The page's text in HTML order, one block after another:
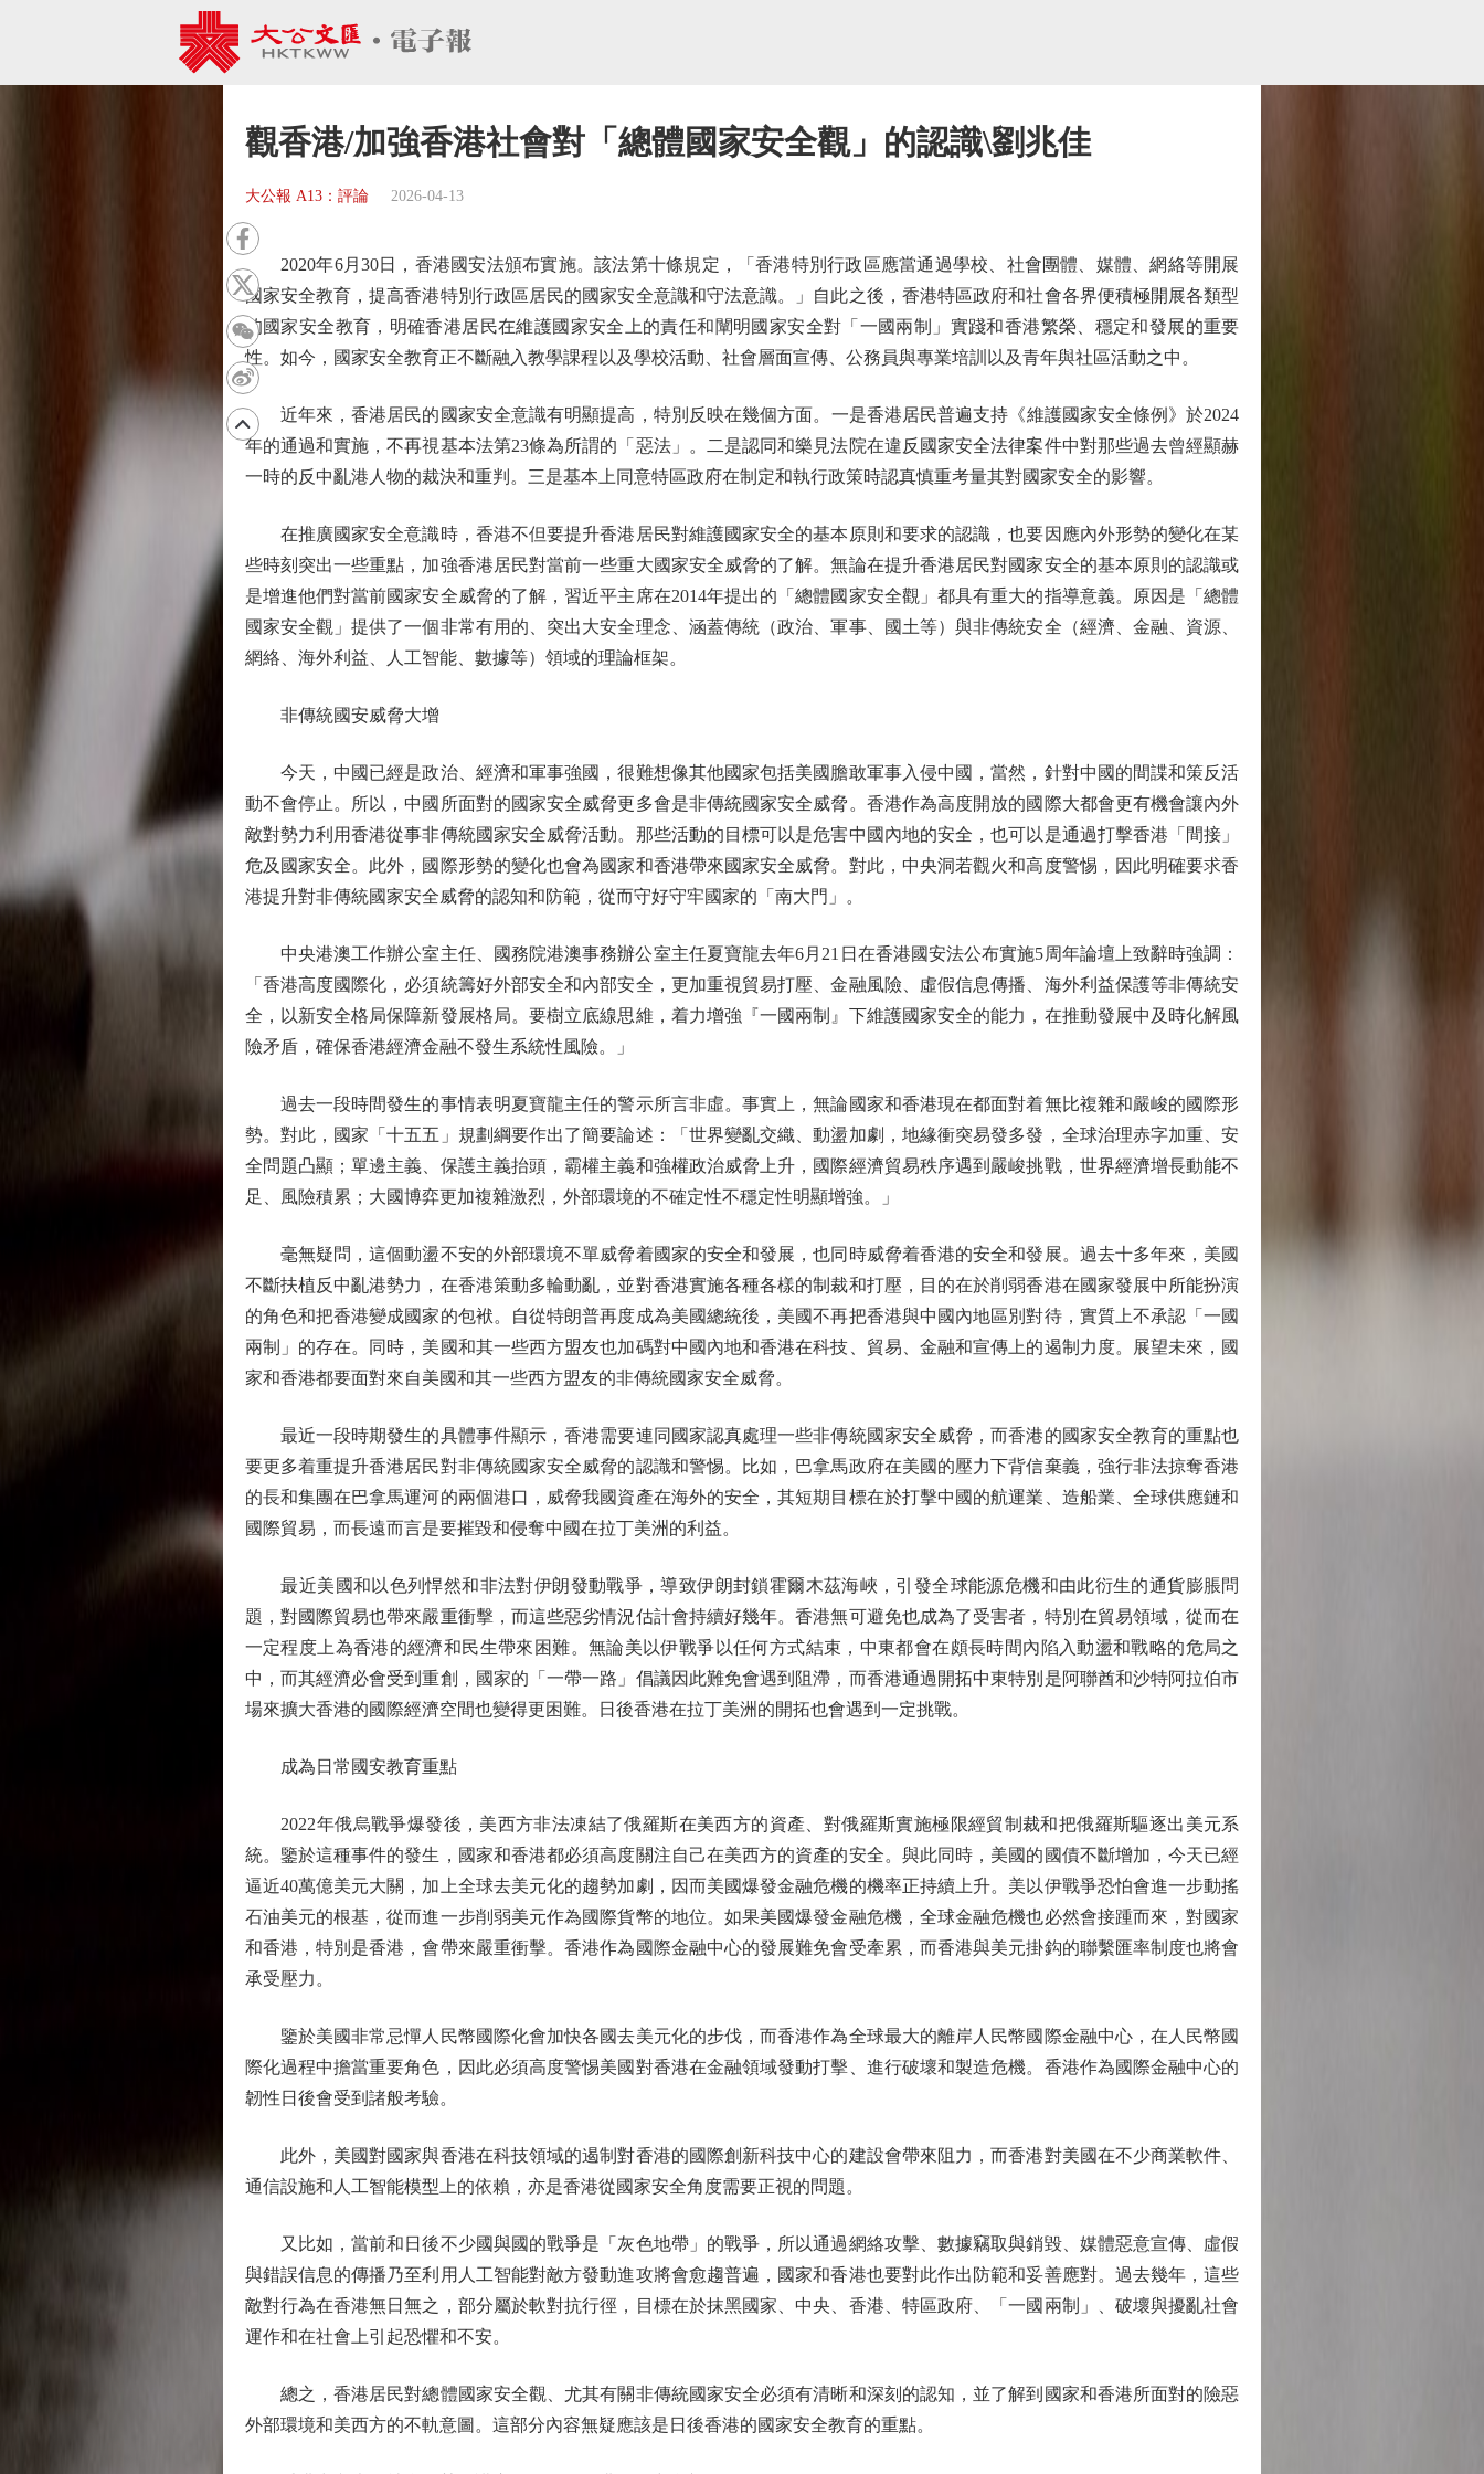
觀香港/加強香港社會對「總體國家安全觀」的認識\劉兆佳
大公報 A13：評論 2026-04-13
2020年6月30日，香港國安法頒布實施。該法第十條規定，「香港特別行政區應當通過學校、社會團體、媒體、網絡等開展
國家安全教育，提高香港特別行政區居民的國家安全意識和守法意識。」自此之後，香港特區政府和社會各界便積極開展各類型
的國家安全教育，明確香港居民在維護國家安全上的責任和闡明國家安全對「一國兩制」實踐和香港繁榮、穩定和發展的重要
性。如今，國家安全教育正不斷融入教學課程以及學校活動、社會層面宣傳、公務員與專業培訓以及青年與社區活動之中。
近年來，香港居民的國家安全意識有明顯提高，特別反映在幾個方面。一是香港居民普遍支持《維護國家安全條例》於2024
年的通過和實施，不再視基本法第23條為所謂的「惡法」。二是認同和樂見法院在違反國家安全法律案件中對那些過去曾經顯赫
一時的反中亂港人物的裁決和重判。三是基本上同意特區政府在制定和執行政策時認真慎重考量其對國家安全的影響。
在推廣國家安全意識時，香港不但要提升香港居民對維護國家安全的基本原則和要求的認識，也要因應內外形勢的變化在某
些時刻突出一些重點，加強香港居民對當前一些重大國家安全威脅的了解。無論在提升香港居民對國家安全的基本原則的認識或
是增進他們對當前國家安全威脅的了解，習近平主席在2014年提出的「總體國家安全觀」都具有重大的指導意義。原因是「總體
國家安全觀」提供了一個非常有用的、突出大安全理念、涵蓋傳統（政治、軍事、國土等）與非傳統安全（經濟、金融、資源、
網絡、海外利益、人工智能、數據等）領域的理論框架。
非傳統國安威脅大增
今天，中國已經是政治、經濟和軍事強國，很難想像其他國家包括美國膽敢軍事入侵中國，當然，針對中國的間諜和策反活
動不會停止。所以，中國所面對的國家安全威脅更多會是非傳統國家安全威脅。香港作為高度開放的國際大都會更有機會讓內外
敵對勢力利用香港從事非傳統國家安全威脅活動。那些活動的目標可以是危害中國內地的安全，也可以是通過打擊香港「間接」
危及國家安全。此外，國際形勢的變化也會為國家和香港帶來國家安全威脅。對此，中央洞若觀火和高度警惕，因此明確要求香
港提升對非傳統國家安全威脅的認知和防範，從而守好守牢國家的「南大門」。
中央港澳工作辦公室主任、國務院港澳事務辦公室主任夏寶龍去年6月21日在香港國安法公布實施5周年論壇上致辭時強調：
「香港高度國際化，必須統籌好外部安全和內部安全，更加重視貿易打壓、金融風險、虛假信息傳播、海外利益保護等非傳統安
全，以新安全格局保障新發展格局。要樹立底線思維，着力增強『一國兩制』下維護國家安全的能力，在推動發展中及時化解風
險矛盾，確保香港經濟金融不發生系統性風險。」
過去一段時間發生的事情表明夏寶龍主任的警示所言非虛。事實上，無論國家和香港現在都面對着無比複雜和嚴峻的國際形
勢。對此，國家「十五五」規劃綱要作出了簡要論述：「世界變亂交織、動盪加劇，地緣衝突易發多發，全球治理赤字加重、安
全問題凸顯；單邊主義、保護主義抬頭，霸權主義和強權政治威脅上升，國際經濟貿易秩序遇到嚴峻挑戰，世界經濟增長動能不
足、風險積累；大國博弈更加複雜激烈，外部環境的不確定性不穩定性明顯增強。」
毫無疑問，這個動盪不安的外部環境不單威脅着國家的安全和發展，也同時威脅着香港的安全和發展。過去十多年來，美國
不斷扶植反中亂港勢力，在香港策動多輪動亂，並對香港實施各種各樣的制裁和打壓，目的在於削弱香港在國家發展中所能扮演
的角色和把香港變成國家的包袱。自從特朗普再度成為美國總統後，美國不再把香港與中國內地區別對待，實質上不承認「一國
兩制」的存在。同時，美國和其一些西方盟友也加碼對中國內地和香港在科技、貿易、金融和宣傳上的遏制力度。展望未來，國
家和香港都要面對來自美國和其一些西方盟友的非傳統國家安全威脅。
最近一段時期發生的具體事件顯示，香港需要連同國家認真處理一些非傳統國家安全威脅，而香港的國家安全教育的重點也
要更多着重提升香港居民對非傳統國家安全威脅的認識和警惕。比如，巴拿馬政府在美國的壓力下背信棄義，強行非法掠奪香港
的長和集團在巴拿馬運河的兩個港口，威脅我國資產在海外的安全，其短期目標在於打擊中國的航運業、造船業、全球供應鏈和
國際貿易，而長遠而言是要摧毀和侵奪中國在拉丁美洲的利益。
最近美國和以色列悍然和非法對伊朗發動戰爭，導致伊朗封鎖霍爾木茲海峽，引發全球能源危機和由此衍生的通貨膨脹問
題，對國際貿易也帶來嚴重衝擊，而這些惡劣情況估計會持續好幾年。香港無可避免也成為了受害者，特別在貿易領域，從而在
一定程度上為香港的經濟和民生帶來困難。無論美以伊戰爭以任何方式結束，中東都會在頗長時間內陷入動盪和戰略的危局之
中，而其經濟必會受到重創，國家的「一帶一路」倡議因此難免會遇到阻滯，而香港通過開拓中東特別是阿聯酋和沙特阿拉伯市
場來擴大香港的國際經濟空間也變得更困難。日後香港在拉丁美洲的開拓也會遇到一定挑戰。
成為日常國安教育重點
2022年俄烏戰爭爆發後，美西方非法凍結了俄羅斯在美西方的資產、對俄羅斯實施極限經貿制裁和把俄羅斯驅逐出美元系
統。鑒於這種事件的發生，國家和香港都必須高度關注自己在美西方的資產的安全。與此同時，美國的國債不斷增加，今天已經
逼近40萬億美元大關，加上全球去美元化的趨勢加劇，因而美國爆發金融危機的機率正持續上升。美以伊戰爭恐怕會進一步動搖
石油美元的根基，從而進一步削弱美元作為國際貨幣的地位。如果美國爆發金融危機，全球金融危機也必然會接踵而來，對國家
和香港，特別是香港，會帶來嚴重衝擊。香港作為國際金融中心的發展難免會受牽累，而香港與美元掛鈎的聯繫匯率制度也將會
承受壓力。
鑒於美國非常忌憚人民幣國際化會加快各國去美元化的步伐，而香港作為全球最大的離岸人民幣國際金融中心，在人民幣國
際化過程中擔當重要角色，因此必須高度警惕美國對香港在金融領域發動打擊、進行破壞和製造危機。香港作為國際金融中心的
韌性日後會受到諸般考驗。
此外，美國對國家與香港在科技領域的遏制對香港的國際創新科技中心的建設會帶來阻力，而香港對美國在不少商業軟件、
通信設施和人工智能模型上的依賴，亦是香港從國家安全角度需要正視的問題。
又比如，當前和日後不少國與國的戰爭是「灰色地帶」的戰爭，所以通過網絡攻擊、數據竊取與銷毀、媒體惡意宣傳、虛假
與錯誤信息的傳播乃至利用人工智能對敵方發動進攻將會愈趨普遍，國家和香港也要對此作出防範和妥善應對。過去幾年，這些
敵對行為在香港無日無之，部分屬於軟對抗行徑，目標在於抹黑國家、中央、香港、特區政府、「一國兩制」、破壞與擾亂社會
運作和在社會上引起恐懼和不安。
總之，香港居民對總體國家安全觀、尤其有關非傳統國家安全必須有清晰和深刻的認知，並了解到國家和香港所面對的險惡
外部環境和美西方的不軌意圖。這部分內容無疑應該是日後香港的國家安全教育的重點。